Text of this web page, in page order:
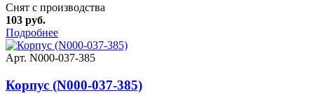
Снят с производства
103 руб.
Подробнее
Арт. N000-037-385
Корпус (N000-037-385)